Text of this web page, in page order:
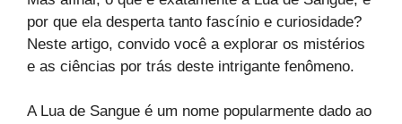
por que ela desperta tanto fascínio e curiosidade?
Neste artigo, convido você a explorar os mistérios
e as ciências por trás deste intrigante fenômeno.
A Lua de Sangue é um nome popularmente dado ao